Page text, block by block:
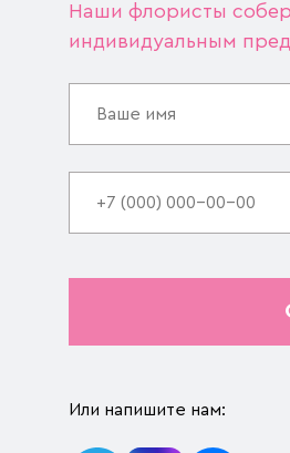
Наши флористы
индивидуальным
Или напишите нам: